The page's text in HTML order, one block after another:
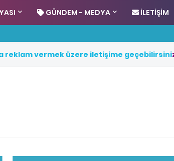
GÜNDEM - MEDYA İLETIŞIM
reklamvermek üzere iletişime geçebilirsini